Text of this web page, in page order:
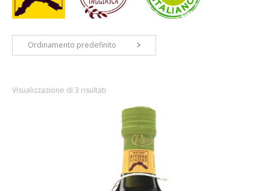
Ordinamento predefinito
Visualizzazione di 3 risultati